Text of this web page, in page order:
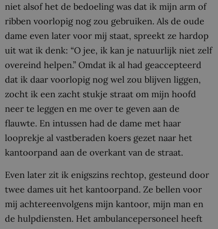
niet alsof het de bedoeling was dat ik mijn arm of
ribben voorlopig nog zou gebruiken. Als de oude
dame even later voor mij staat, spreekt ze hardop
uit wat ik denk: “O jee, ik kan je natuurlijk niet zelf
overeind helpen.” Omdat ik al had geaccepteerd
dat ik daar voorlopig nog wel zou blijven liggen,
zocht ik een zacht stukje straat om mijn hoofd
neer te leggen en me over te geven aan de
flauwte. En intussen had de dame met haar
looprekje al vastberaden koers gezet naar het
kantoorpand aan de overkant van de straat.
Even later zit ik enigszins rechtop, gesteund door
twee dames uit het kantoorpand. Ze bellen voor
mij achtereenvolgens mijn kantoor, mijn man en
de hulpdiensten. Het ambulancepersoneel heeft